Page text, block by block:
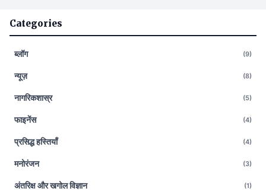
Categories
ब्लॉग (9)
न्यूज़ (8)
नागरिकशास्र (5)
फाइनेंस (4)
प्रसिद्ध हस्तियाँ (4)
मनोरंजन (3)
अंतरिक्ष और खगोल विज्ञान (1)